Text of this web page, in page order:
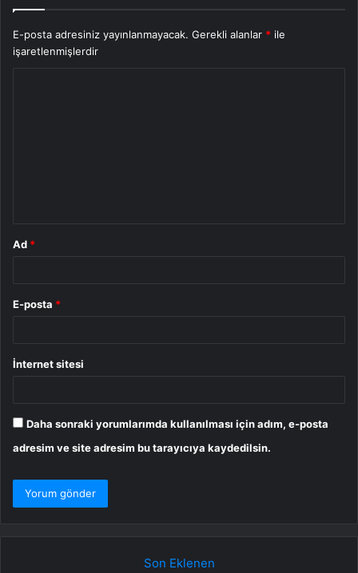
E-posta adresiniz yayınlanmayacak. Gerekli alanlar * ile
işaretlenmişlerdir
Ad *
E-posta *
İnternet sitesi
Daha sonraki yorumlarımda kullanılması için adım, e-posta
adresim ve site adresim bu tarayıcıya kaydedilsin.
Son Eklenen